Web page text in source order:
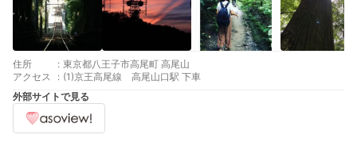
住所 : 東京都八王子市高尾町 高尾山
アクセス
: (1)京王高尾線 高尾山口駅 下車
外部サイトで見る